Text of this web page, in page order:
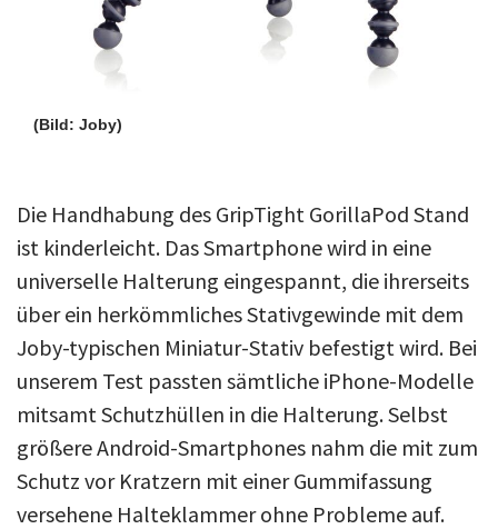
(Bild: Joby)
Die Handhabung des GripTight GorillaPod Stand
ist kinderleicht. Das Smartphone wird in eine
universelle Halterung eingespannt, die ihrerseits
über ein herkömmliches Stativgewinde mit dem
Joby-typischen Miniatur-Stativ befestigt wird. Bei
unserem Test passten sämtliche iPhone-Modelle
mitsamt Schutzhüllen in die Halterung. Selbst
größere Android-Smartphones nahm die mit zum
Schutz vor Kratzern mit einer Gummifassung
versehene Halteklammer ohne Probleme auf.